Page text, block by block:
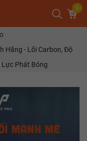
0
Hãng - Lõi Carbon, Độ
Lực Phát Bóng